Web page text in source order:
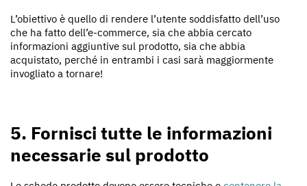
L’obiettivo è quello di rendere l’utente soddisfatto dell’uso
che ha fatto dell’e-commerce, sia che abbia cercato
informazioni aggiuntive sul prodotto, sia che abbia
acquistato, perché in entrambi i casi sarà maggiormente
invogliato a tornare!
5. Fornisci tutte le informazioni
necessarie sul prodotto